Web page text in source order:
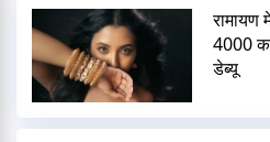
रामायण
4000
डेब्यू